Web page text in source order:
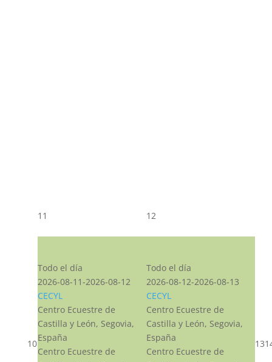
10
11
Todo el día
2026-08-11-2026-08-12
CECYL
Centro Ecuestre de
Castilla y León, Segovia,
España
Centro Ecuestre de
12
Todo el día
2026-08-12-2026-08-13
CECYL
Centro Ecuestre de
Castilla y León, Segovia,
España
Centro Ecuestre de
13